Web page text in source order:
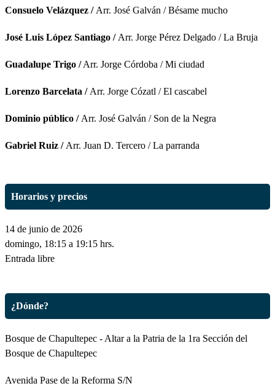
Consuelo Velázquez / Arr. José Galván / Bésame mucho
José Luis López Santiago / Arr. Jorge Pérez Delgado / La Bruja
Guadalupe Trigo /Arr. Jorge Córdoba / Mi ciudad
Lorenzo Barcelata / Arr. Jorge Cózatl / El cascabel
Dominio público / Arr. José Galván / Son de la Negra
Gabriel Ruiz / Arr. Juan D. Tercero / La parranda
Horarios y precios
14 de junio de 2026
domingo, 18:15 a 19:15 hrs.
Entrada libre
¿Dónde?
Bosque de Chapultepec - Altar a la Patria de la 1ra Sección del
Bosque de Chapultepec
Avenida Pase de la Reforma S/N